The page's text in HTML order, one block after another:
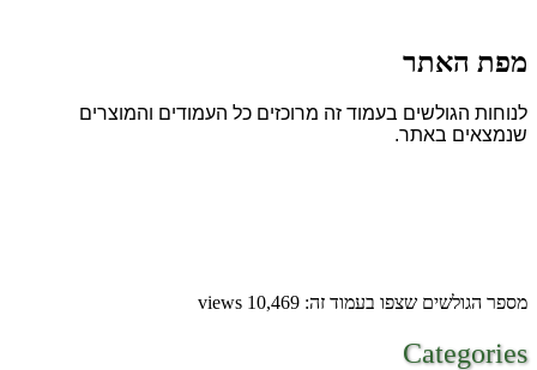
מפת האתר
לנוחות הגולשים בעמוד זה מרוכזים כל העמודים והמוצרים
שנמצאים באתר.
מספר הגולשים שצפו בעמוד זה: 10,469 views
Categories